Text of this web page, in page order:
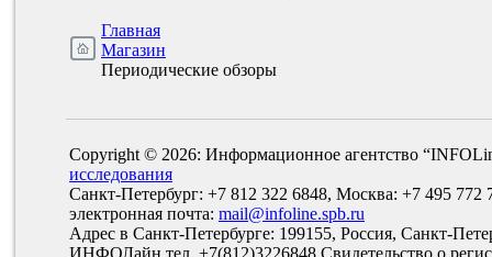
Главная
Магазин
Периодические обзоры
Copyright © 2026: Информационное агентство
исследования
Санкт-Петербург: +7 812 322 6848, Москва: +7 495 772
электронная почта: mail@infoline.spb.ru
Адрес в Санкт-Петербурге: 199155, Россия, Санкт-
ИНФОЛайн тел. +7(812)3226848 Свидетельство о